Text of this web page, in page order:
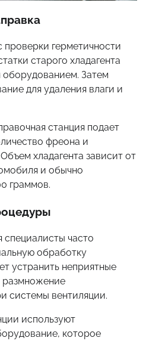
проверки герметичности
старого хладагента
Затем
для удаления влаги и
станция подает
фреона и
хладагента зависит от
и обычно
граммов.
часто
обработку
устранить неприятные
размножение
системы вентиляции.
используют
которое